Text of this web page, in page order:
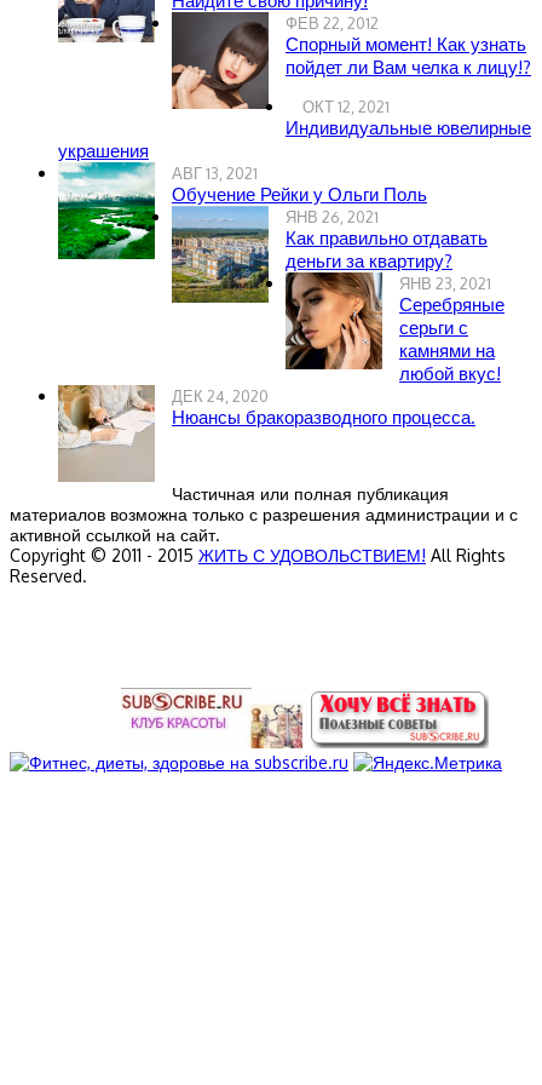
ФЕВ 22, 2012
Спорный момент! Как узнать
пойдет ли Вам челка к лицу!?
ОКТ 12, 2021
Индивидуальные ювелирные
украшения
АВГ 13, 2021
Обучение Рейки у Ольги Поль
ЯНВ 26, 2021
Как правильно отдавать
деньги за квартиру?
ЯНВ 23, 2021
Серебряные
серьги с
камнями на
любой вкус!
ДЕК 24, 2020
Нюансы бракоразводного процесса.
Частичная или полная публикация
материалов возможна только с разрешения администрации и с
активной ссылкой на сайт.
Copyright © 2011 - 2015 ЖИТЬ С УДОВОЛЬСТВИЕМ! All Rights
Reserved.